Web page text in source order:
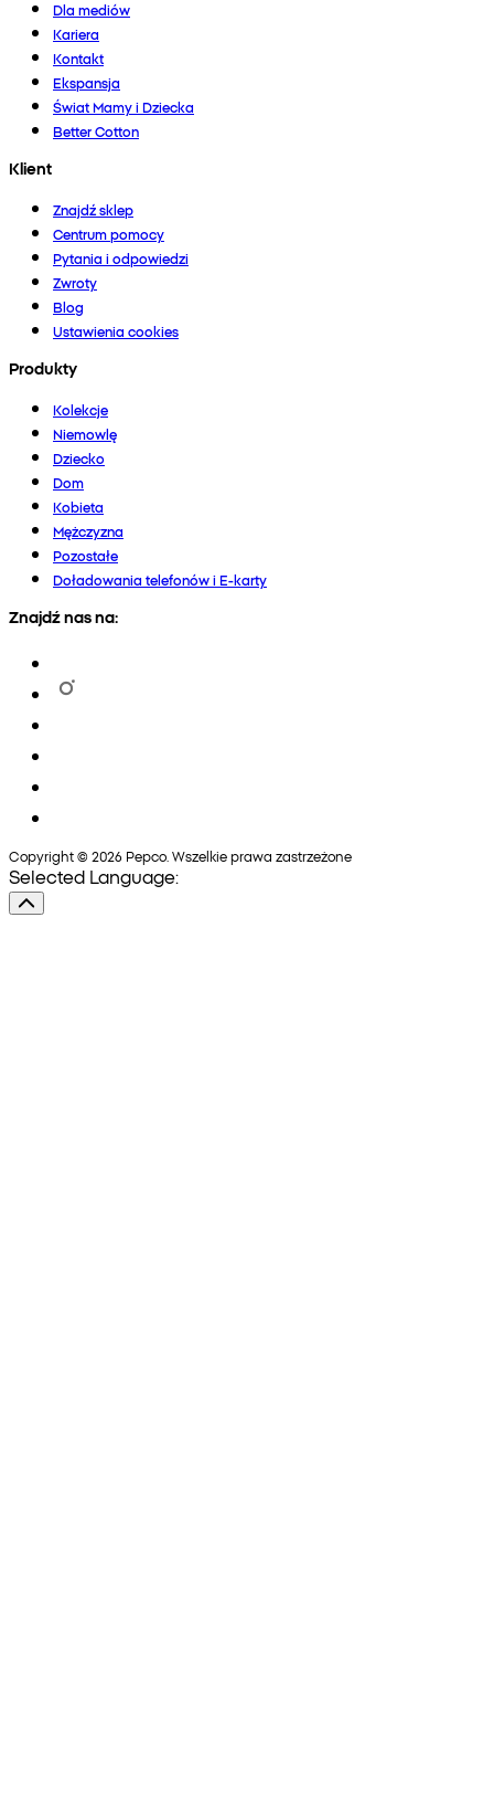
Dla mediów
Kariera
Kontakt
Ekspansja
Świat Mamy i Dziecka
Better Cotton
Klient
Znajdź sklep
Centrum pomocy
Pytania i odpowiedzi
Zwroty
Blog
Ustawienia cookies
Produkty
Kolekcje
Niemowlę
Dziecko
Dom
Kobieta
Mężczyzna
Pozostałe
Doładowania telefonów i E-karty
Znajdź nas na:
Copyright © 2026 Pepco. Wszelkie prawa zastrzeżone
Selected Language: